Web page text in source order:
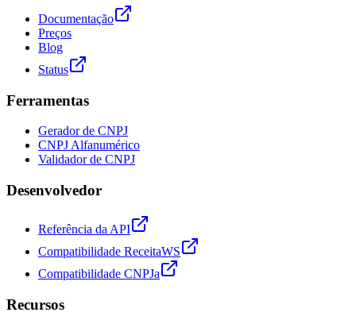
Documentação
Preços
Blog
Status
Ferramentas
Gerador de CNPJ
CNPJ Alfanumérico
Validador de CNPJ
Desenvolvedor
Referência da API
Compatibilidade ReceitaWS
Compatibilidade CNPJa
Recursos